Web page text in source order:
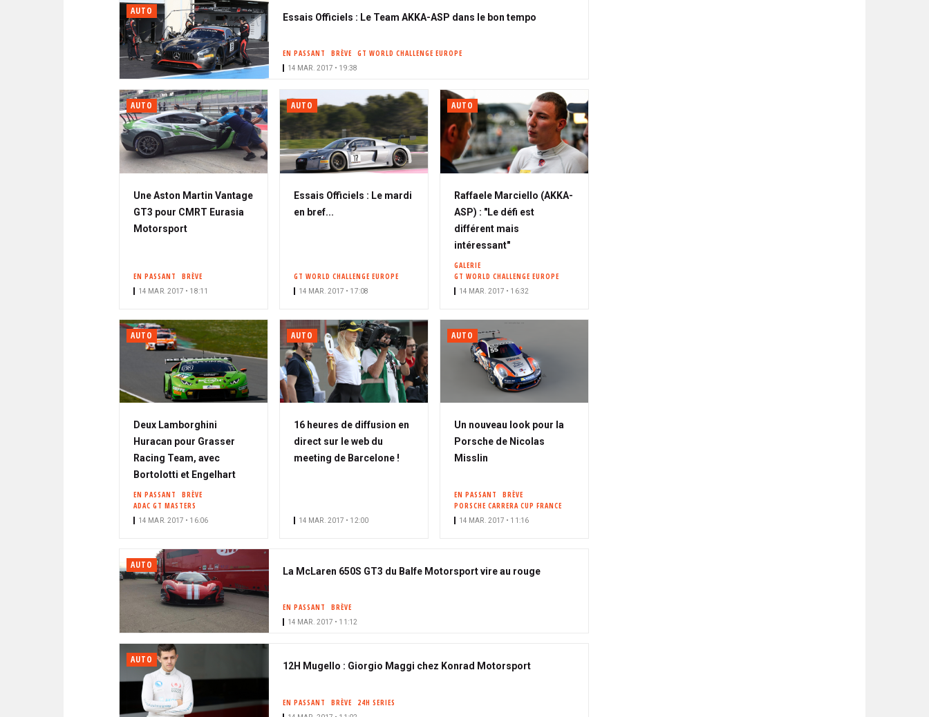
AUTO
Essais Officiels : Le Team AKKA-ASP dans le bon tempo
EN PASSANT BRÈVE GT WORLD CHALLENGE EUROPE
14 MAR. 2017 • 19:38
AUTO
Une Aston Martin Vantage
GT3 pour CMRT Eurasia
Motorsport
EN PASSANT BRÈVE
14 MAR. 2017 • 18:11
AUTO
Essais Officiels : Le mardi
en bref...
GT WORLD CHALLENGE EUROPE
14 MAR. 2017 • 17:08
AUTO
Raffaele Marciello (AKKA-
ASP) : "Le défi est
différent mais
intéressant"
GALERIE
GT WORLD CHALLENGE EUROPE
14 MAR. 2017 • 16:32
AUTO
Deux Lamborghini
Huracan pour Grasser
Racing Team, avec
Bortolotti et Engelhart
EN PASSANT
BRÈVE
ADAC GT MASTERS
14 MAR. 2017 • 16:06
AUTO
16 heures de diffusion en
direct sur le web du
meeting de Barcelone !
14 MAR. 2017 • 12:00
AUTO
Un nouveau look pour la
Porsche de Nicolas
Misslin
EN PASSANT
BRÈVE
PORSCHE CARRERA CUP FRANCE
14 MAR. 2017 • 11:16
AUTO
La McLaren 650S GT3 du Balfe Motorsport vire au rouge
EN PASSANT BRÈVE
14 MAR. 2017 • 11:12
AUTO
12H Mugello : Giorgio Maggi chez Konrad Motorsport
EN PASSANT BRÈVE 24H SERIES